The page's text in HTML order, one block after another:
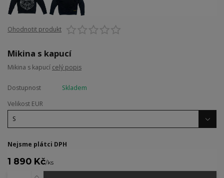
Ohodnotit produkt
Mikina s kapucí
Mikina s kapucí celý popis
Dostupnost
Skladem
Velikost EUR
Nejsme plátci DPH
1 890 Kč/ks